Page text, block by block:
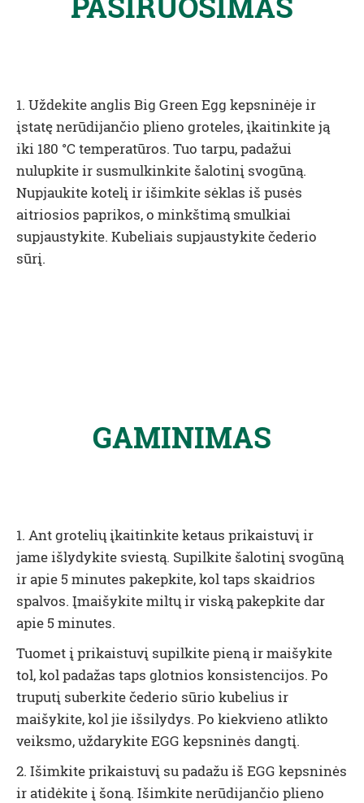
1. Uždekite anglis Big Green Egg kepsninėje ir
įstatę nerūdijančio plieno groteles, įkaitinkite ją
iki 180 °C temperatūros. Tuo tarpu, padažui
nulupkite ir susmulkinkite šalotinį svogūną.
Nupjaukite kotelį ir išimkite sėklas iš pusės
aitriosios paprikos, o minkštimą smulkiai
supjaustykite. Kubeliais supjaustykite čederio
sūrį.
GAMINIMAS
1. Ant grotelių įkaitinkite ketaus prikaistuvį ir
jame išlydykite sviestą. Supilkite šalotinį svogūną
ir apie 5 minutes pakepkite, kol taps skaidrios
spalvos. Įmaišykite miltų ir viską pakepkite dar
apie 5 minutes.
Tuomet į prikaistuvį supilkite pieną ir maišykite
tol, kol padažas taps glotnios konsistencijos. Po
truputį suberkite čederio sūrio kubelius ir
maišykite, kol jie išsilydys. Po kiekvieno atlikto
veiksmo, uždarykite EGG kepsninės dangtį.
2. Išimkite prikaistuvį su padažu iš EGG kepsninės
ir atidėkite į šoną. Išimkite nerūdijančio plieno